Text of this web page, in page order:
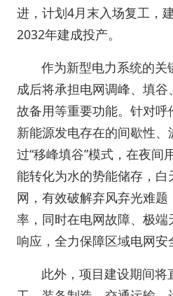
进，计划4月末入场复工，
2032年建成投产。
作为新型电力系统的关
成后将承担电网调峰、填
故备用等重要功能。针对
新能源发电存在的间歇性
过“移峰填谷”模式，在夜间
能转化为水的势能储存，
网，有效破解弃风弃光难
率，同时在电网故障、极
响应，全力保障区域电网安
此外，项目建设期间